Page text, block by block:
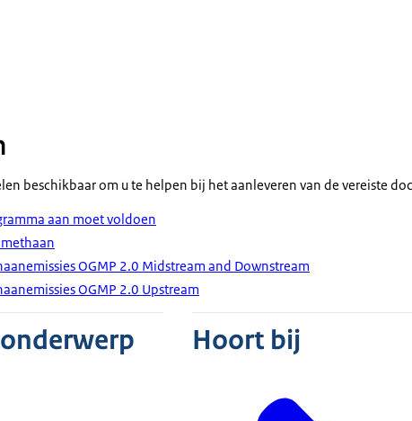
beschikbaar om u te helpen bij het aanleveren van de vereiste
aan moet voldoen
methaan
OGMP 2.0 Midstream and Downstream
OGMP 2.0 Upstream
Hoort bij